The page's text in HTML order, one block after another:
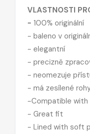
VLASTNOSTI
- 100% originální
- baleno v
- elegantní
- precizně
- neomezuje
- má zesílené
-Compatible with
- Great fit
- Lined with soft